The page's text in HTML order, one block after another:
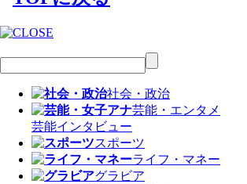
社会・政治
芸能・エンタメ
芸能インタビュー
スポーツ
ライフ・マネー
グラビア